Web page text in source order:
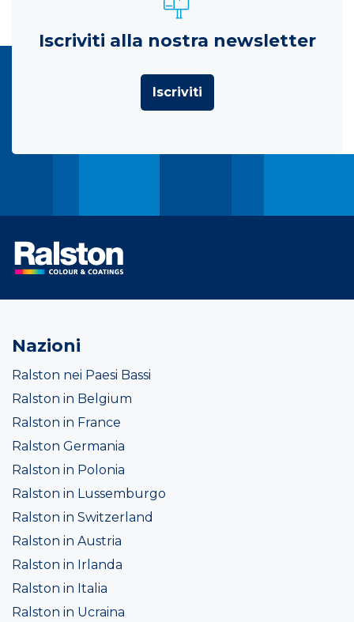
Iscriviti alla nostra newsletter
Iscriviti
Nazioni
Ralston nei Paesi Bassi
Ralston in Belgium
Ralston in France
Ralston Germania
Ralston in Polonia
Ralston in Lussemburgo
Ralston in Switzerland
Ralston in Austria
Ralston in Irlanda
Ralston in Italia
Ralston in Ucraina